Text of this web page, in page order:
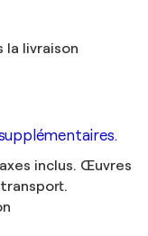
la livraison
inclus. Œuvres